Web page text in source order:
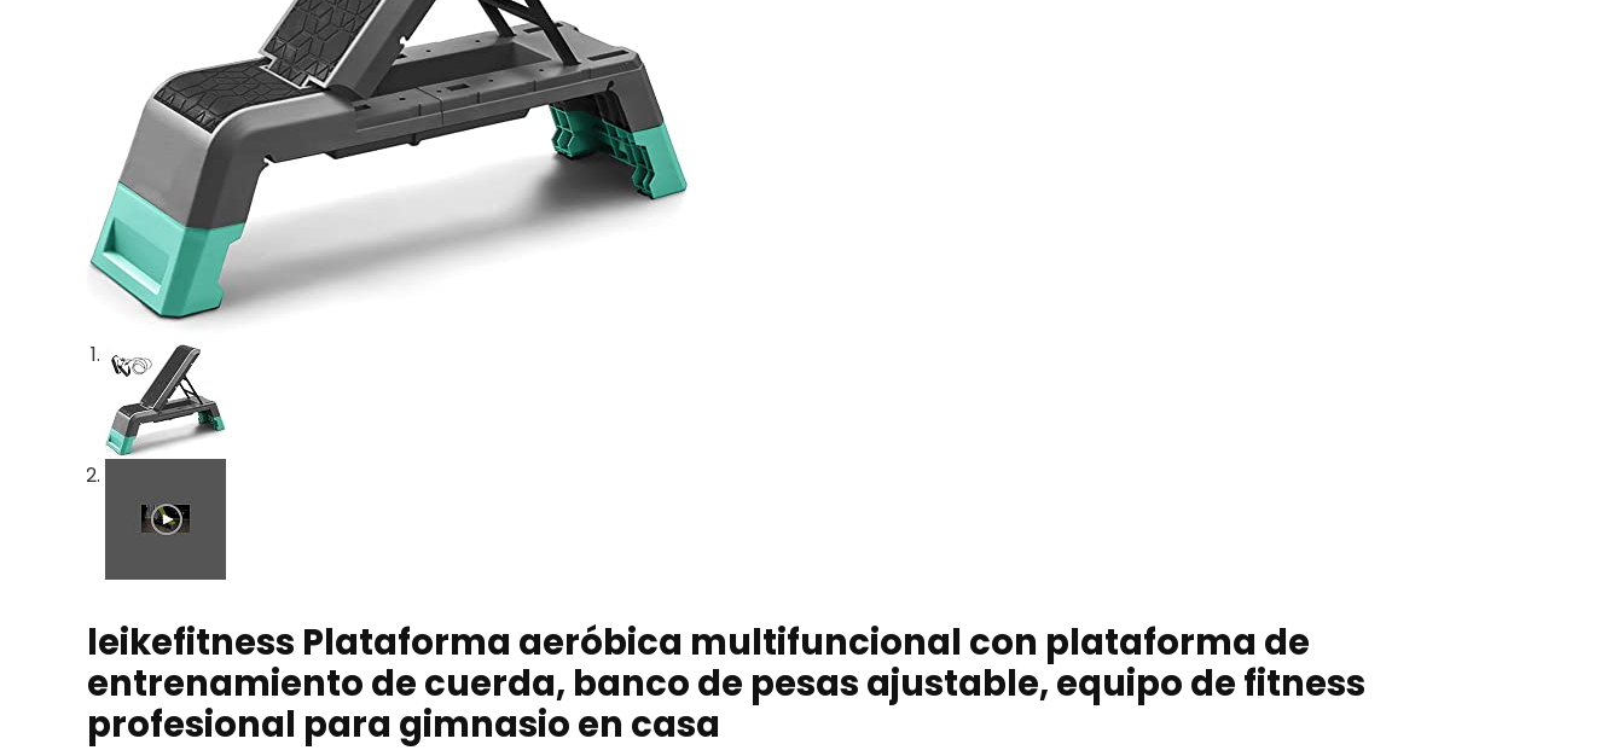
leikefitness Plataforma aeróbica multifuncional con plataforma de
entrenamiento de cuerda, banco de pesas ajustable, equipo de fitness
profesional para gimnasio en casa